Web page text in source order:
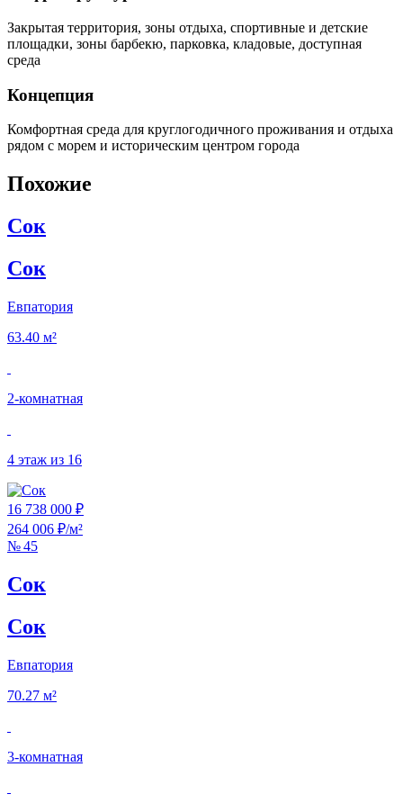
Закрытая территория, зоны отдыха, спортивные и детские
площадки, зоны барбекю, парковка, кладовые, доступная
среда
Концепция
Комфортная среда для круглогодичного проживания и отдыха
рядом с морем и историческим центром города
Похожие
Сок
Сок
Евпатория
63.40 м²
2‑комнатная
4 этаж из 16
16 738 000 ₽
264 006 ₽/м²
№ 45
Сок
Сок
Евпатория
70.27 м²
3‑комнатная